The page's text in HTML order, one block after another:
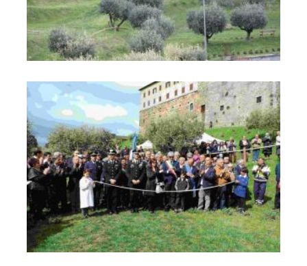
Parco Cittadino "Orto del Vescovo" "Caduti di Nassirya"